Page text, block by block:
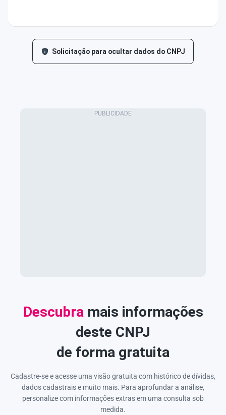
Solicitação para ocultar dados do CNPJ
Descubra mais informações
deste CNPJ
de forma gratuita
Cadastre-se e acesse uma visão gratuita com histórico de dívidas,
dados cadastrais e muito mais. Para aprofundar a análise,
personalize com informações extras em uma consulta sob
medida.